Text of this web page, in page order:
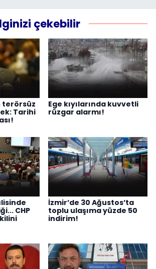
çekebilir
terörsüz
Tarihi
Ege kıyılarında kuvvetli
rüzgar alarmı!
CHP
İzmir’de 30 Ağustos’ta
toplu ulaşıma yüzde 50
indirim!